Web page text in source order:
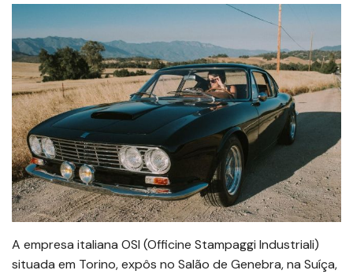
A empresa italiana OSI (Officine Stampaggi Industriali)
situada em Torino, expôs no Salão de Genebra, na Suíça,